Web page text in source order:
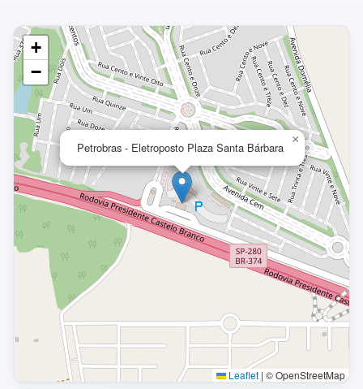
Petrobras - Eletroposto Plaza Santa Bárbara
×
+
−
Leaflet | © OpenStreetMap